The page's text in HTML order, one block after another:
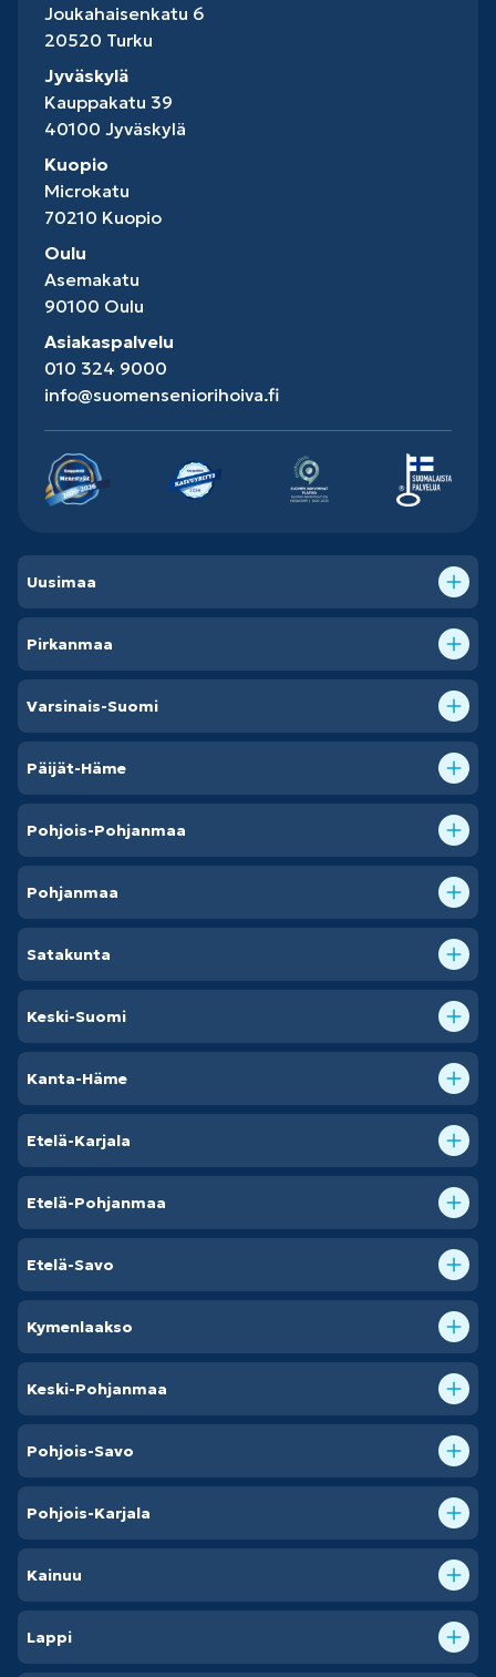
Joukahaisenkatu 6
20520 Turku
Jyväskylä
Kauppakatu 39
40100 Jyväskylä
Kuopio
Microkatu
70210 Kuopio
Oulu
Asemakatu
90100 Oulu
Asiakaspalvelu
010 324 9000
info@suomenseniorihoiva.fi
Uusimaa
Pirkanmaa
Varsinais-Suomi
Päijät-Häme
Pohjois-Pohjanmaa
Pohjanmaa
Satakunta
Keski-Suomi
Kanta-Häme
Etelä-Karjala
Etelä-Pohjanmaa
Etelä-Savo
Kymenlaakso
Keski-Pohjanmaa
Pohjois-Savo
Pohjois-Karjala
Kainuu
Lappi